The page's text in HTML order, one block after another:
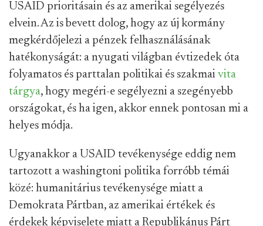
USAID prioritásain és az amerikai segélyezés
elvein. Az is bevett dolog, hogy az új kormány
megkérdőjelezi a pénzek felhasználásának
hatékonyságát: a nyugati világban évtizedek óta
folyamatos és parttalan politikai és szakmai vita
tárgya, hogy megéri-e segélyezni a szegényebb
országokat, és ha igen, akkor ennek pontosan mi a
helyes módja.
Ugyanakkor a USAID tevékenysége eddig nem
tartozott a washingtoni politika forróbb témái
közé: humanitárius tevékenysége miatt a
Demokrata Pártban, az amerikai értékek és
érdekek képviselete miatt a Republikánus Párt